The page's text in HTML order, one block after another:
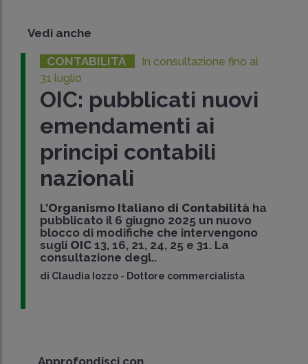
Vedi anche
CONTABILITÀ
In consultazione fino al
31 luglio
OIC: pubblicati nuovi
emendamenti ai
principi contabili
nazionali
L'Organismo Italiano di Contabilità ha
pubblicato il 6 giugno 2025 un nuovo
blocco di modifiche che intervengono
sugli OIC13, 16, 21, 24, 25 e 31. La
consultazione degl..
di Claudia Iozzo - Dottore commercialista
Approfondisci con